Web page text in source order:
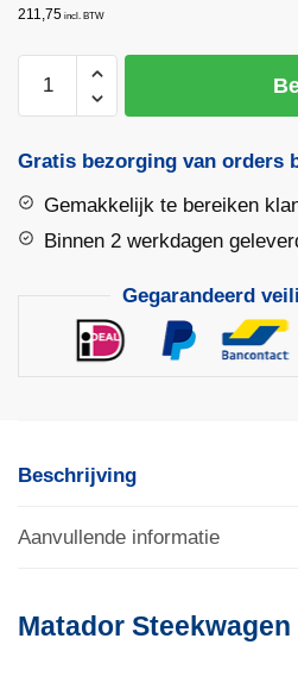
211,75 incl. BTW
Steekwagen
aantal
Gratis bezorging van orders
Gemakkelijk te bereiken
Binnen 2 werkdagen
Gegarandeerd
Beschrijving
Aanvullende informatie
Matador Steekwagen